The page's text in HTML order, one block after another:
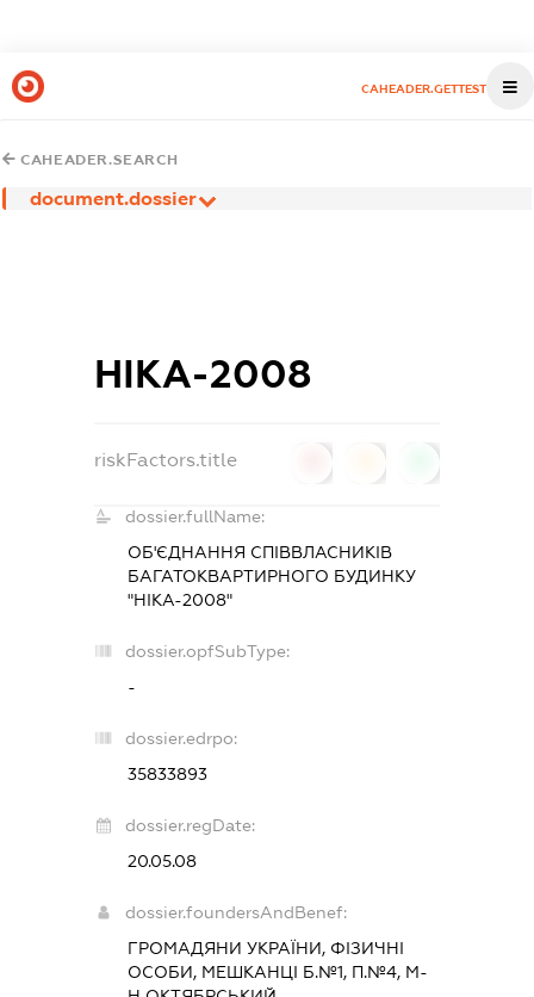
CAHEADER.GETTEST
CAHEADER.SEARCH
document.dossier
НІКА-2008
riskFactors.title
dossier.fullName:
ОБ'ЄДНАННЯ СПІВВЛАСНИКІВ
БАГАТОКВАРТИРНОГО БУДИНКУ
"НІКА-2008"
dossier.opfSubType:
-
dossier.edrpo:
35833893
dossier.regDate:
20.05.08
dossier.foundersAndBenef:
ГРОМАДЯНИ УКРАЇНИ, ФІЗИЧНІ
ОСОБИ, МЕШКАНЦІ Б.№1, П.№4, М-